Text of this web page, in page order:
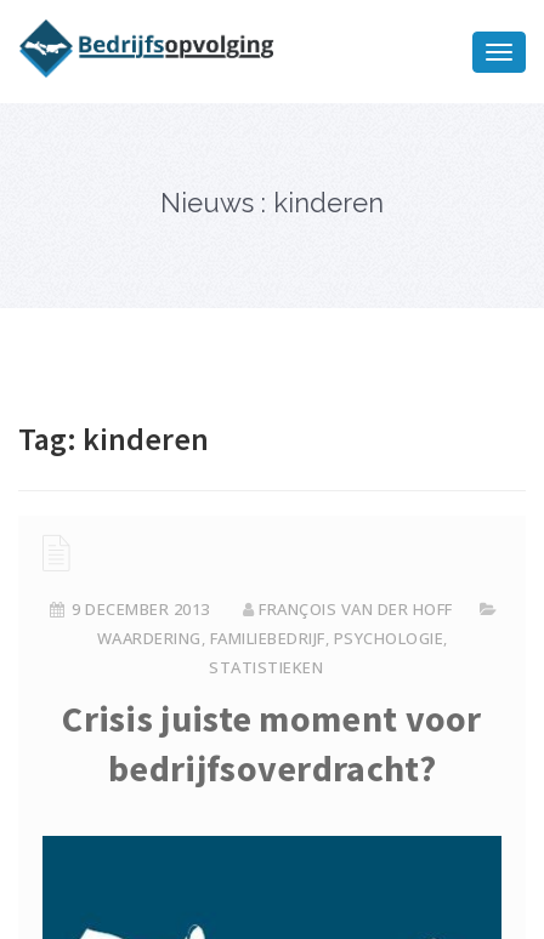
Nieuws : kinderen
Tag: kinderen
9 DECEMBER 2013
FRANÇOIS VAN DER HOFF
WAARDERING, FAMILIEBEDRIJF, PSYCHOLOGIE,
STATISTIEKEN
Crisis juiste moment voor
bedrijfsoverdracht?
bedrijfsopvolging voor fiscaal
juridisch advies
Ik wil meer informatie